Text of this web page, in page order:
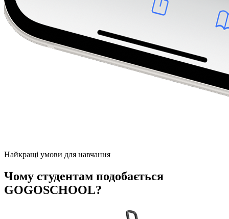
Найкращі умови для навчання
Чому студентам подобається
GOGOSCHOOL?